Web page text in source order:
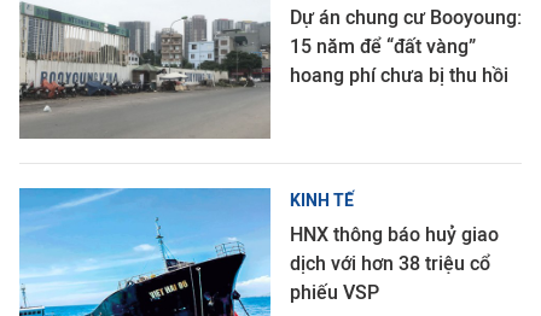
Dự án chung cư Booyoung:
15 năm để “đất vàng”
hoang phí chưa bị thu hồi
KINH TẾ
HNX thông báo huỷ giao
dịch với hơn 38 triệu cổ
phiếu VSP